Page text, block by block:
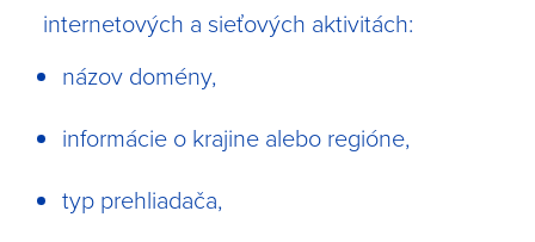
internetových a sieťových aktivitách:
názov domény,
informácie o krajine alebo regióne,
typ prehliadača,